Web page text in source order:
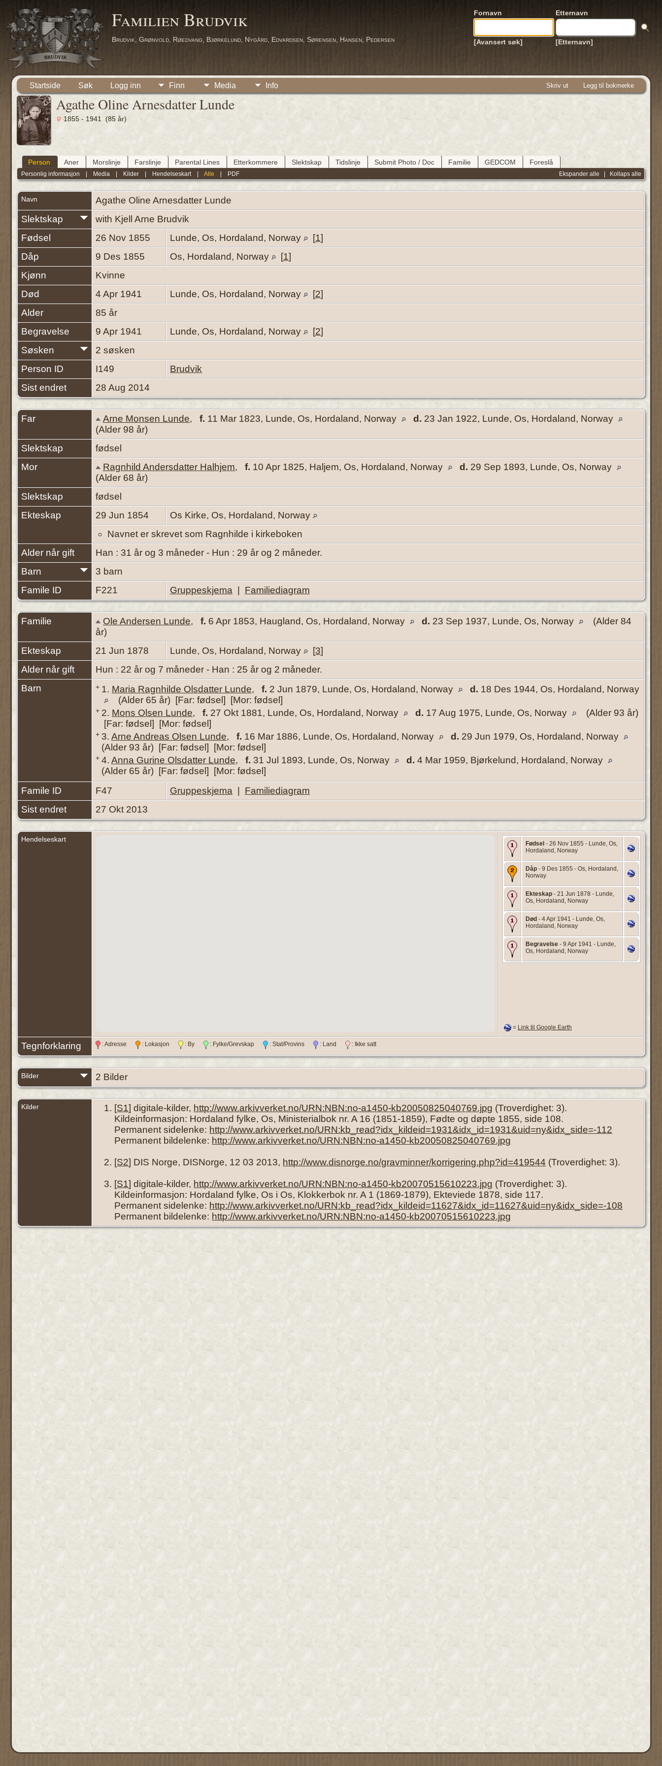
Familien Brudvik
Brudvik, Grønvold, Røedvang, Bjørkelund, Nygård, Edvardsen, Sørensen, Hansen, Pedersen
Fornavn Etternavn
[Avansert søk] [Etternavn]
Startside Søk Logg inn Finn Media Info Skriv ut Legg til bokmerke
Agathe Oline Arnesdatter Lunde
1855 - 1941 (85 år)
Person Aner Morslinje Farslinje Parental Lines Etterkommere Slektskap Tidslinje Submit Photo / Doc Familie GEDCOM Foreslå
Ekspander alle | Kollaps alle
Personlig informasjon | Media | Kilder | Hendelseskart |Alle | PDF
Navn Agathe Oline Arnesdatter Lunde
Slektskap
with Kjell Arne Brudvik
Fødsel
26 Nov 1855 Lunde, Os, Hordaland, Norway [1]
Dåp
9 Des 1855 Os, Hordaland, Norway [1]
Kjønn
Kvinne
Død
4 Apr 1941 Lunde, Os, Hordaland, Norway [2]
Alder
85 år
Begravelse
9 Apr 1941 Lunde, Os, Hordaland, Norway [2]
Søsken
2 søsken
Person ID
I149
Brudvik
Sist endret
28 Aug 2014
Far Arne Monsen Lunde, f. 11 Mar 1823, Lunde, Os, Hordaland, Norway d. 23 Jan 1922, Lunde, Os, Hordaland, Norway
(Alder 98 år)
Slektskap
fødsel
Mor
Ragnhild Andersdatter Halhjem, f. 10 Apr 1825, Haljem, Os, Hordaland, Norway d. 29 Sep 1893, Lunde, Os, Norway
(Alder 68 år)
Slektskap
fødsel
Ekteskap
29 Jun 1854
Os Kirke, Os, Hordaland, Norway
Navnet er skrevet som Ragnhilde i kirkeboken
Alder når gift
Han : 31 år og 3 måneder - Hun : 29 år og 2 måneder.
Barn
3 barn
Famile ID
F221 Gruppeskjema | Familiediagram
Familie Ole Andersen Lunde, f. 6 Apr 1853, Haugland, Os, Hordaland, Norway d. 23 Sep 1937, Lunde, Os, Norway
(Alder 84
år)
Ekteskap
21 Jun 1878 Lunde, Os, Hordaland, Norway [3]
Alder når gift
Hun : 22 år og 7 måneder - Han : 25 år og 2 måneder.
Barn
+ 1. Maria Ragnhilde Olsdatter Lunde, f. 2 Jun 1879, Lunde, Os, Hordaland, Norway d. 18 Des 1944, Os, Hordaland, Norway
(Alder 65 år) [Far: fødsel] [Mor: fødsel]
+ 2. Mons Olsen Lunde, f. 27 Okt 1881, Lunde, Os, Hordaland, Norway d. 17 Aug 1975, Lunde, Os, Norway
(Alder 93 år)
[Far: fødsel] [Mor: fødsel]
+ 3. Arne Andreas Olsen Lunde, f. 16 Mar 1886, Lunde, Os, Hordaland, Norway d. 29 Jun 1979, Os, Hordaland, Norway
(Alder 93 år) [Far: fødsel] [Mor: fødsel]
+ 4. Anna Gurine Olsdatter Lunde, f. 31 Jul 1893, Lunde, Os, Norway d. 4 Mar 1959, Bjørkelund, Hordaland, Norway
(Alder 65 år) [Far: fødsel] [Mor: fødsel]
Famile ID
F47 Gruppeskjema | Familiediagram
Sist endret
27 Okt 2013
Hendelseskart
Fødsel - 26 Nov 1855 - Lunde, Os,
Hordaland, Norway
Dåp - 9 Des 1855 - Os, Hordaland,
Norway
Ekteskap - 21 Jun 1878 - Lunde,
Os, Hordaland, Norway
Død - 4 Apr 1941 - Lunde, Os,
Hordaland, Norway
Begravelse - 9 Apr 1941 - Lunde,
Os, Hordaland, Norway
= Link til Google Earth
Tegnforklaring : Adresse : Lokasjon : By : Fylke/Grevskap : Stat/Provins : Land : Ikke satt
Bilder 2 Bilder
Kilder [S1] digitale-kilder, http://www.arkivverket.no/URN:NBN:no-a1450-kb20050825040769.jpg (Troverdighet: 3).
Kildeinformasjon: Hordaland fylke, Os, Ministerialbok nr. A 16 (1851-1859), Fødte og døpte 1855, side 108.
Permanent sidelenke: http://www.arkivverket.no/URN:kb_read?idx_kildeid=1931&idx_id=1931&uid=ny&idx_side=-112
Permanent bildelenke: http://www.arkivverket.no/URN:NBN:no-a1450-kb20050825040769.jpg
[S2] DIS Norge, DISNorge, 12 03 2013, http://www.disnorge.no/gravminner/korrigering.php?id=419544 (Troverdighet: 3).
[S1] digitale-kilder, http://www.arkivverket.no/URN:NBN:no-a1450-kb20070515610223.jpg (Troverdighet: 3).
Kildeinformasjon: Hordaland fylke, Os i Os, Klokkerbok nr. A 1 (1869-1879), Ekteviede 1878, side 117.
Permanent sidelenke: http://www.arkivverket.no/URN:kb_read?idx_kildeid=11627&idx_id=11627&uid=ny&idx_side=-108
Permanent bildelenke: http://www.arkivverket.no/URN:NBN:no-a1450-kb20070515610223.jpg